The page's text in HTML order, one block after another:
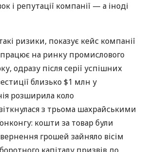
і репутації компанії — а іноді
ризики, показує кейс компанії
на ринку промислового
одразу після серії успішних
близько $1 млн у
розширила коло
з трьома шахрайськими
кошти за товар були
грошей зайняло вісім